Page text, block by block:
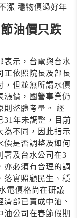
漲 穩物價過好年
油價只跌
表示，台電與台水
正依照院長及部長
，但並無所謂水價
漲價，國營事業仍
則整體考量。 經
31年未調整，目前
為不同，因此指示
價是否調整及如何
署及台水公司在3
亦必須有合理的調
落實照顧民生、穩
電價格尚在研議
部已責成中油、
油公司在春節假期